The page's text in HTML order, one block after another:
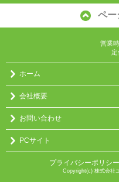
ペー
営業
ホーム
会社概要
お問い合わせ
PCサイト
プライバシーポリシー
Copyright(c) 株式会社